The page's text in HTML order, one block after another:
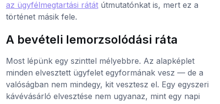
az ügyfélmegtartási rátát útmutatónkat is, mert ez a
történet másik fele.
A bevételi lemorzsolódási ráta
Most lépünk egy szinttel mélyebbre. Az alapképlet
minden elvesztett ügyfelet egyformának vesz — de a
valóságban nem mindegy, kit vesztesz el. Egy egyszeri
kávévásárló elvesztése nem ugyanaz, mint egy napi